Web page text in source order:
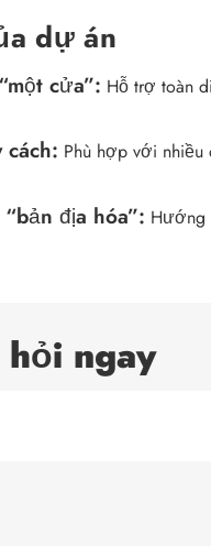
dự án
cửa”: Hỗ trợ toàn
Phù hợp với nhiều
địa hóa”: Hướng
ngay